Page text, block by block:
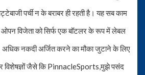
पर्ची न के बराबर ही रहती है। यह सब काम
विजेता को सिर्फ एक बॉटलर के रूप में लेबल
अधिक नकदी अर्जित करने का मौका जुटाने के लिए
जैसे कि PinnacleSports,मुझे पसंद